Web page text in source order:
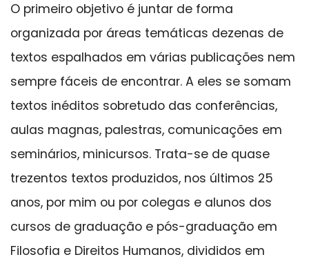
O primeiro objetivo é juntar de forma
organizada por áreas temáticas dezenas de
textos espalhados em várias publicações nem
sempre fáceis de encontrar. A eles se somam
textos inéditos sobretudo das conferências,
aulas magnas, palestras, comunicações em
seminários, minicursos. Trata-se de quase
trezentos textos produzidos, nos últimos 25
anos, por mim ou por colegas e alunos dos
cursos de graduação e pós-graduação em
Filosofia e Direitos Humanos, divididos em